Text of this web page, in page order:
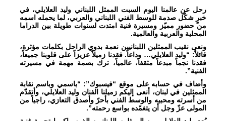
رحل عن عالمنا اليوم السبت الممثل اللبناني وليد العلايلي، في
خبرٍ شكّل صدمة للوسط الفني اللبناني والعربي، لما يحمله اسمه
من حضور مميّز ومسيرة فنية امتدت لسنوات طويلة بين الدراما
المحلية والعربية والعالمية.
ونعى نقيب الممثلين اللبنانيين نعمة بدوي الراحل بكلمات مؤثرة،
قائلاً: “وليد العلايلي… وداعاً. فقدنا زميلاً عزيزاً على قلوبنا جميعاً،
فقدنا نجماً مبدعاً مثقفاً، عالمياً، ترك بصمة مهمة في مسيرته
الفنية”.
وأضاف في حسابه على موقع “فيسبوك”: “باسمي وباسم نقابة
الممثلين في لبنان، أنعى إليكم زميلنا الفنان وليد العلايلي، وأتقدّم
من أسرته ومحبيه والوسط الفني بأحرّ وأصدق التعازي، راجياً من
المولى عزّ وجل أن يتغمّده بواسع رحمته”.